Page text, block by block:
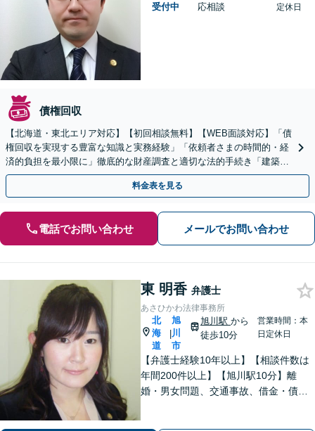
受付中
応相談
定休日
債権回収
【北海道・東北エリア対応】【初回相談無料】【WEB面談対応】「債
権回収を実現する豊富な知識と実務経験」「依頼者さまの時間的・経
済的負担を最小限に」徹底的な財産調査と適切な法的手続き「建築会
社、食品会社、不動産オーナー」【休日・夜間相談可】
料金表を見る
電話でお問い合わせ メールでお問い合わせ
東 明香 弁護士
あさひかわ法律事務所
北
海
道
|
旭
川
市
旭川駅 から
徒歩10分
営業時間：本
日定休日
【弁護士経験10年以上】【相談件数は
年間200件以上】【旭川駅10分】離
婚・男女問題、交通事故、借金・債務